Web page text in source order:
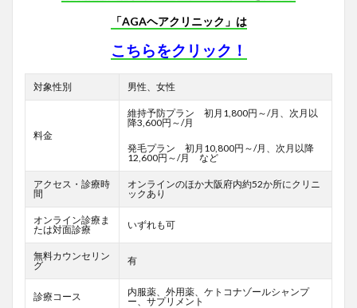
「AGAヘアクリニック」は
こちらをクリック！
対象性別 男性、女性
料金
維持予防プラン 初月1,800円～/月、次月以
降3,600円～/月
発毛プラン 初月10,800円～/月、次月以降
12,600円～/月 など
アクセス・診療時
間
オンラインのほか大阪府内約52か所にクリニ
ックあり
オンライン診療ま
たは対面診療
いずれも可
無料カウンセリン
グ
有
診療コース
内服薬、外用薬、ケトコナゾールシャンプ
ー、サプリメント